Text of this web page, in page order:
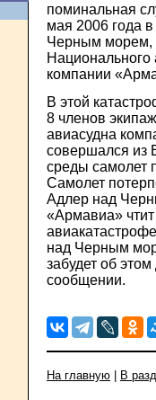
поминальная
мая 2006 года
Черным морем,
компании
В этой
8 членов
авиасудна
совершался из
среды самолет
Самолет
Адлер над
«Армавиа»
над Черным
забудет об
сообщении.
На главную | В